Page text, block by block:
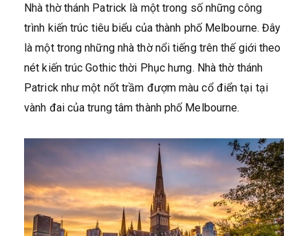
Nhà thờ thánh Patrick là một trong số những công
trình kiến trúc tiêu biểu của thành phố Melbourne. Đây
là một trong những nhà thờ nổi tiếng trên thế giới theo
nét kiến trúc Gothic thời Phục hưng. Nhà thờ thánh
Patrick như một nốt trầm đượm màu cổ điển tại tại
vành đai của trung tâm thành phố Melbourne.